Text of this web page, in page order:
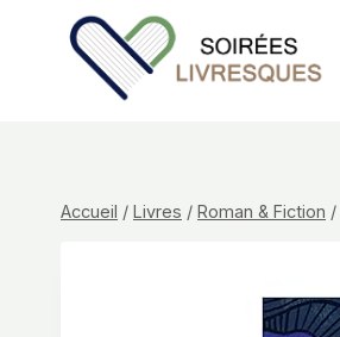
Accueil / Livres / Roman & Fiction /